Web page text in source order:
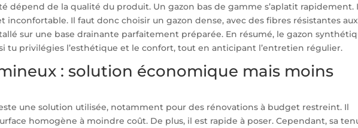
dépend de la qualité du produit. Un gazon bas de gamme s’aplatit rapidement.
inconfortable. Il faut donc choisir un gazon dense, avec des fibres résistantes aux
sur une base drainante parfaitement préparée. En résumé, le gazon
tu privilégies l’esthétique et le confort, tout en anticipant l’entretien régulier.
: solution économique mais moins
une solution utilisée, notamment pour des rénovations à budget restreint. Il
homogène à moindre coût. De plus, il est rapide à poser. Cependant, sa